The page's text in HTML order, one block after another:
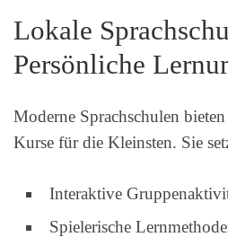
Lokale
Persönliche
Moderne Sprachschulen
Kurse für die Kleinsten. Sie
Interaktive
Spielerische